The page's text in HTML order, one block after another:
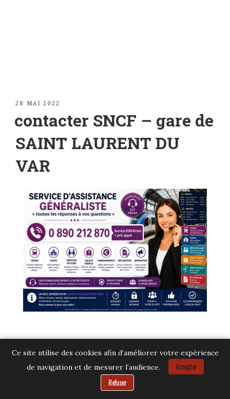
PUBLIÉ
28 MAI 2022
contacter SNCF – gare de
SAINT LAURENT DU
VAR
garede SAINT LAURENT
– contacter le
Ce site utilise des cookies afin d’améliorer votre expérience
de navigation et de mesurer l’audience.
Accepter
Refuser